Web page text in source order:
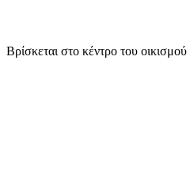
Βρίσκεται στο κέντρο του